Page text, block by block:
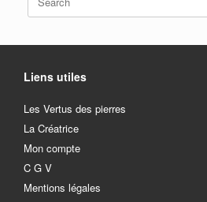
for:
Liens utiles
Les Vertus des pierres
La Créatrice
Mon compte
C G V
Mentions légales